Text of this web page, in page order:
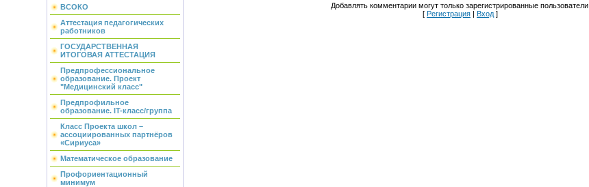
ВСОКО
Аттестация педагогических
работников
ГОСУДАРСТВЕННАЯ
ИТОГОВАЯ АТТЕСТАЦИЯ
Предпрофессиональное
образование. Проект
"Медицинский класс"
Предпрофильное
образование. IT-класс/группа
Класс Проекта школ –
ассоциированных партнёров
«Сириуса»
Математическое образование
Профориентационный
минимум
Добавлять комментарии могут только зарегистрированные пользователи.
[ Регистрация | Вход ]